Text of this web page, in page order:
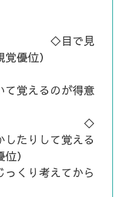
…
見
（視覚優位）
るのが得意
優位）
たりして覚える
感覚優位）
てから
意な子